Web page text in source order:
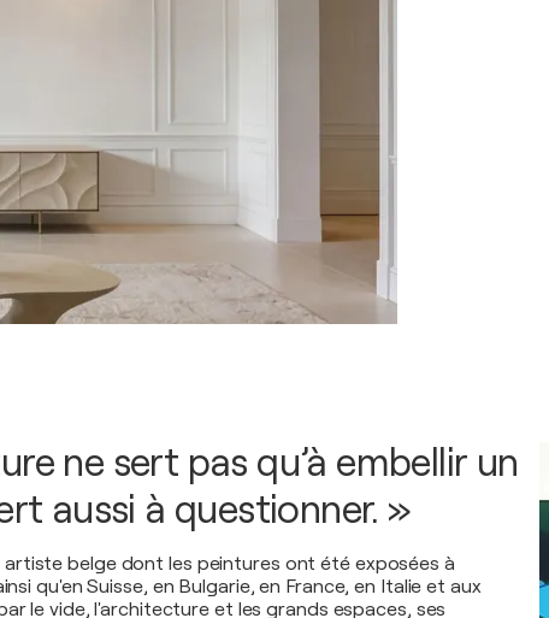
ne sert pas qu’à embellir un
aussi à questionner. »
artiste belge dont les peintures ont été exposées à
qu'en Suisse, en Bulgarie, en France, en Italie et aux
le vide, l'architecture et les grands espaces, ses